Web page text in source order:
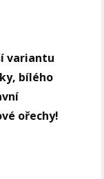
variantu
bílého
ořechy!